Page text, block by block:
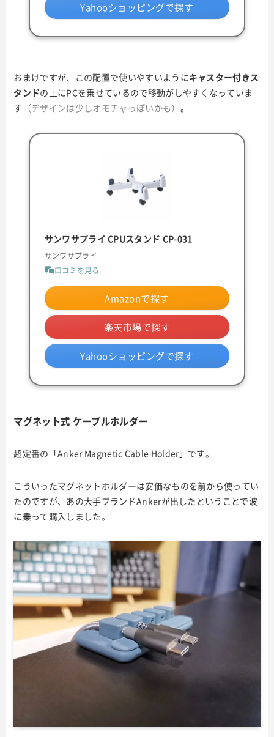
Yahooショッピングで探す
おまけですが、この配置で使いやすいようにキャスター付きス
タンドの上にPCを乗せているので移動がしやすくなっていま
す （デザインは少しオモチャっぽいかも） 。
サンワサプライ CPUスタンド CP-031
サンワサプライ
口コミを見る
Amazonで探す
楽天市場で探す
Yahooショッピングで探す
マグネット式 ケーブルホルダー
超定番の「Anker Magnetic Cable Holder」です。
こういったマグネットホルダーは安価なものを前から使ってい
たのですが、あの大手ブランドAnkerが出したということで波
に乗って購入しました。